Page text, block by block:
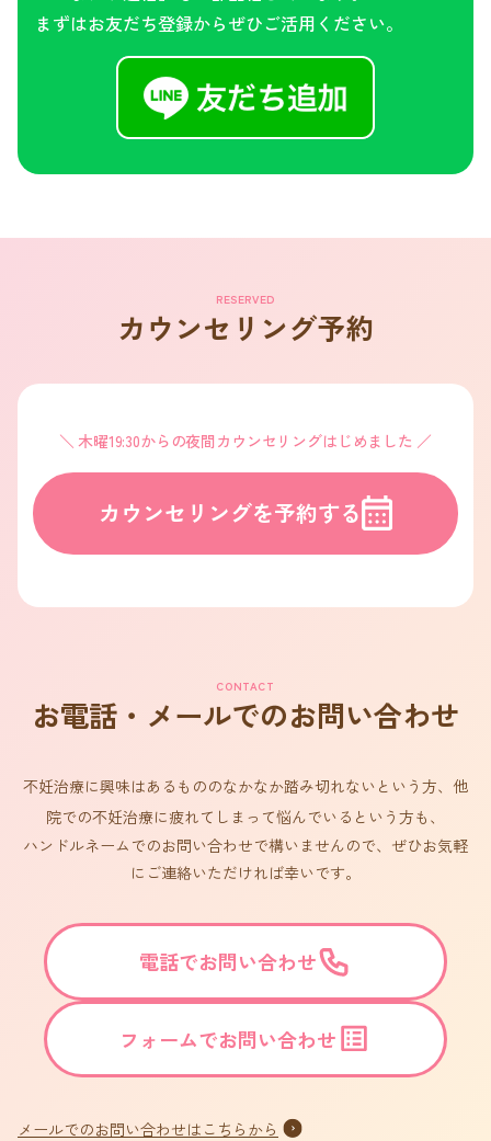
まずはお友だち登録からぜひご活用ください。
RESERVED
カウンセリング予約
木曜19:30からの夜間カウンセリングはじめました
カウンセリングを予約する
CONTACT
お電話・メールでのお問い合わせ
不妊治療に興味はあるもののなかなか踏み切れないという方、他
院での不妊治療に疲れてしまって悩んでいるという方も、
ハンドルネームでのお問い合わせで構いませんので、ぜひお気軽
にご連絡いただければ幸いです。
電話でお問い合わせ
フォームでお問い合わせ
メールでのお問い合わせはこちらから